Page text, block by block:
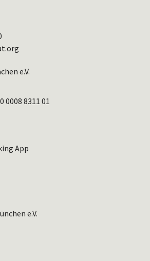
e.V.
0008 8311 01
App
e.V.